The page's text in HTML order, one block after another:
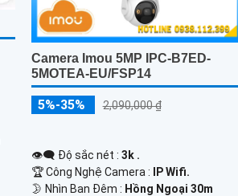
Camera Imou 5MP IPC-B7ED-
5MOTEA-EU/FSP14
5%-35% 2,090,000 ₫
👁️‍🗨 Độ sắc nét : 3k .
🏆 Công Nghệ Camera :
IP Wifi.
🌛 Nhìn Ban Đêm : Hồng Ngoại 30m